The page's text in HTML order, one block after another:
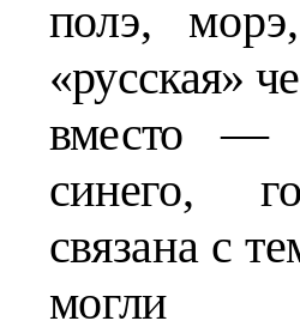
полэ,
«русская»
вместо
синего,
связана с